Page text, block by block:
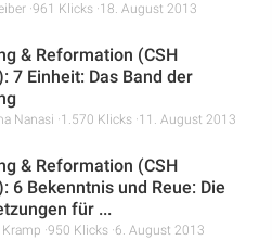
961 Klicks 18. August 2013
& Reformation (CSH
7 Einheit: Das Band der
Nanasi 1.570 Klicks 11. August 2013
& Reformation (CSH
6 Bekenntnis und Reue: Die
für ...
950 Klicks 6. August 2013